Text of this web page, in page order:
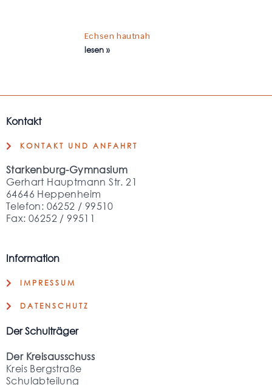
Echsen hautnah
lesen »
Kontakt
KONTAKT UND ANFAHRT
Starkenburg-Gymnasium
Gerhart Hauptmann Str. 21
64646 Heppenheim
Telefon: 06252 / 99510
Fax: 06252 / 99511
Information
IMPRESSUM
DATENSCHUTZ
Der Schulträger
Der Kreisausschuss
Kreis Bergstraße
Schulabteilung